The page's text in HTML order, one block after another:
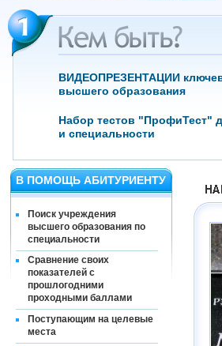
ВИДЕОПРЕЗЕНТАЦИИ
высшего образования
Набор тестов "ПрофиТест"
и специальности
В ПОМОЩЬ АБИТУРИЕНТУ
Поиск учреждения
высшего образования по
специальности
Сравнение своих
показателей с
прошлогодними
проходными баллами
Поступающим на целевые
места